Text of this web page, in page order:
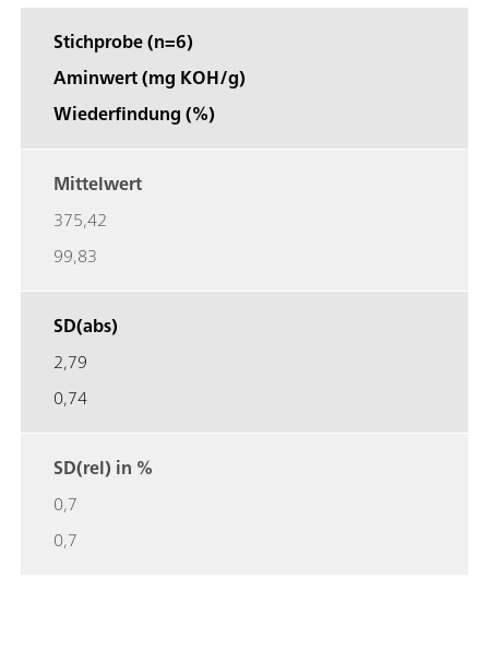
Stichprobe (n=6)
Aminwert (mg KOH/g)
Wiederfindung (%)
Mittelwert
375,42
99,83
SD(abs)
2,79
0,74
SD(rel) in %
0,7
0,7